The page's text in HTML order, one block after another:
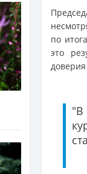
по
это